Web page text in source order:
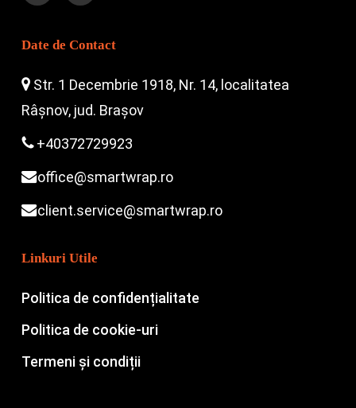
Date de Contact
Str. 1 Decembrie 1918, Nr. 14, localitatea
Râșnov, jud. Brașov
+40372729923
office@smartwrap.ro
client.service@smartwrap.ro
Linkuri Utile
Politica de confidențialitate
Politica de cookie-uri
Termeni și condiții